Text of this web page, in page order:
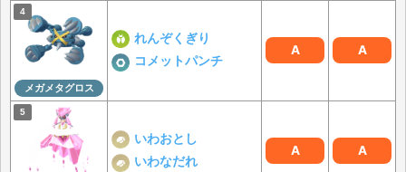
メガメタグロス
れんぞくぎり
コメットパンチ
A A
いわおとし
いわなだれ
A A